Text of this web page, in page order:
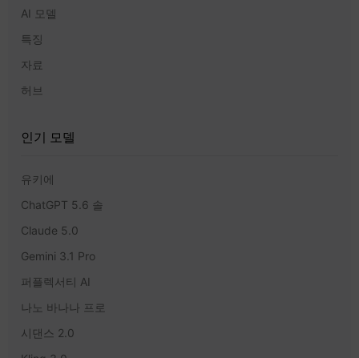
AI 모델
특징
자료
허브
인기 모델
유키에
ChatGPT 5.6 솔
Claude 5.0
Gemini 3.1 Pro
퍼플렉서티 AI
나노 바나나 프로
시댄스 2.0